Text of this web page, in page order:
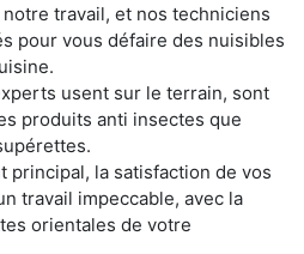
travail, et nos techniciens
pour vous défaire des nuisibles
usent sur le terrain, sont
produits anti insectes que
principal, la satisfaction de vos
travail impeccable, avec la
orientales de votre